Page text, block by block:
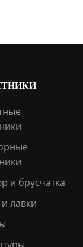
и брусчатка
лавки